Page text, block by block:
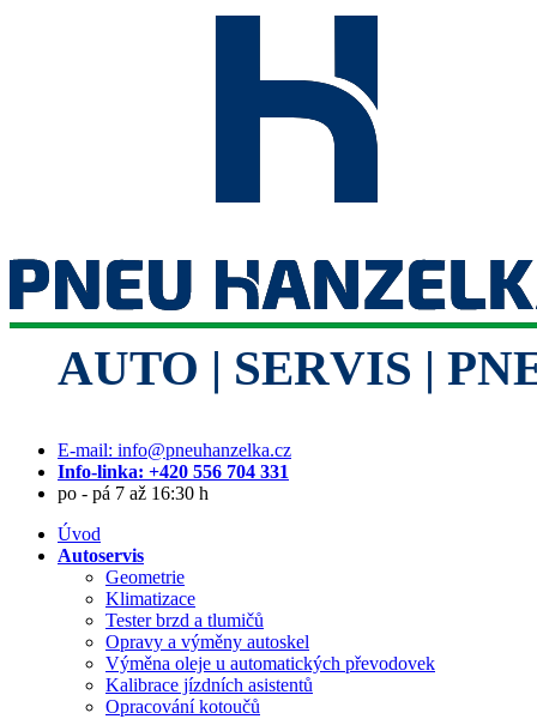
E-mail: info@pneuhanzelka.cz
Info-linka: +420 556 704 331
po - pá 7 až 16:30 h
Úvod
Autoservis
Geometrie
Klimatizace
Tester brzd a tlumičů
Opravy a výměny autoskel
Výměna oleje u automatických převodovek
Kalibrace jízdních asistentů
Opracování kotoučů